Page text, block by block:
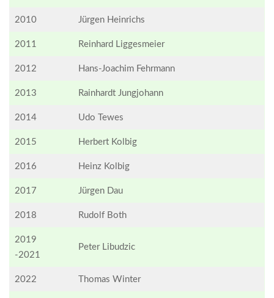
2010 Jürgen Heinrichs
2011 Reinhard Liggesmeier
2012 Hans-Joachim Fehrmann
2013 Rainhardt Jungjohann
2014 Udo Tewes
2015 Herbert Kolbig
2016 Heinz Kolbig
2017 Jürgen Dau
2018 Rudolf Both
2019
-2021
Peter Libudzic
2022 Thomas Winter